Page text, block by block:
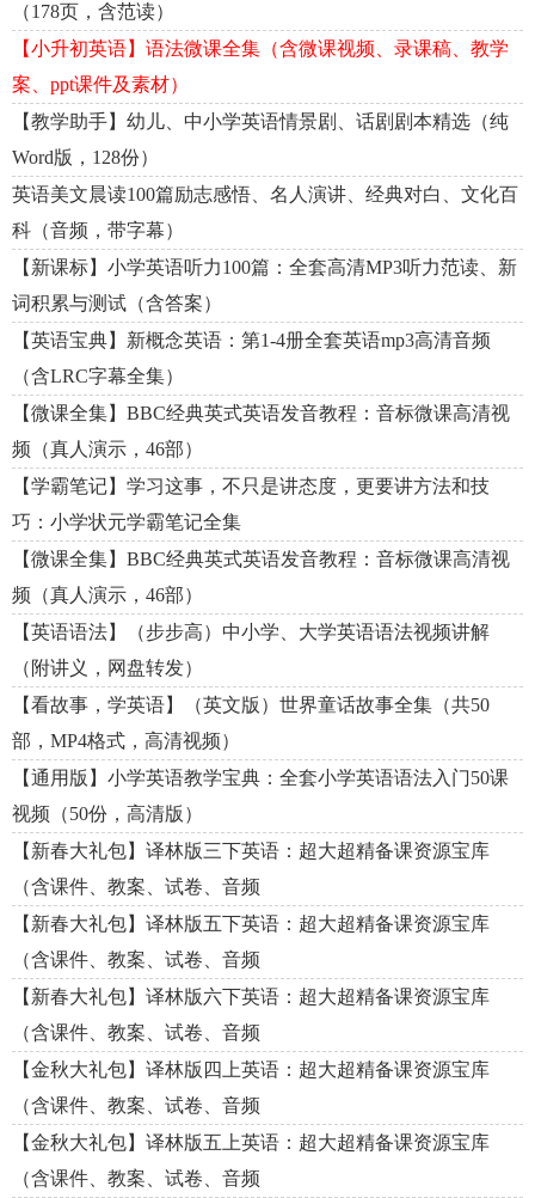
（178页，含范读）
【小升初英语】语法微课全集（含微课视频、录课稿、教学
案、ppt课件及素材）
【教学助手】幼儿、中小学英语情景剧、话剧剧本精选（纯
Word版，128份）
英语美文晨读100篇励志感悟、名人演讲、经典对白、文化百
科（音频，带字幕）
【新课标】小学英语听力100篇：全套高清MP3听力范读、新
词积累与测试（含答案）
【英语宝典】新概念英语：第1-4册全套英语mp3高清音频
（含LRC字幕全集）
【微课全集】BBC经典英式英语发音教程：音标微课高清视
频（真人演示，46部）
【学霸笔记】学习这事，不只是讲态度，更要讲方法和技
巧：小学状元学霸笔记全集
【微课全集】BBC经典英式英语发音教程：音标微课高清视
频（真人演示，46部）
【英语语法】（步步高）中小学、大学英语语法视频讲解
（附讲义，网盘转发）
【看故事，学英语】（英文版）世界童话故事全集（共50
部，MP4格式，高清视频）
【通用版】小学英语教学宝典：全套小学英语语法入门50课
视频（50份，高清版）
【新春大礼包】译林版三下英语：超大超精备课资源宝库
（含课件、教案、试卷、音频
【新春大礼包】译林版五下英语：超大超精备课资源宝库
（含课件、教案、试卷、音频
【新春大礼包】译林版六下英语：超大超精备课资源宝库
（含课件、教案、试卷、音频
【金秋大礼包】译林版四上英语：超大超精备课资源宝库
（含课件、教案、试卷、音频
【金秋大礼包】译林版五上英语：超大超精备课资源宝库
（含课件、教案、试卷、音频